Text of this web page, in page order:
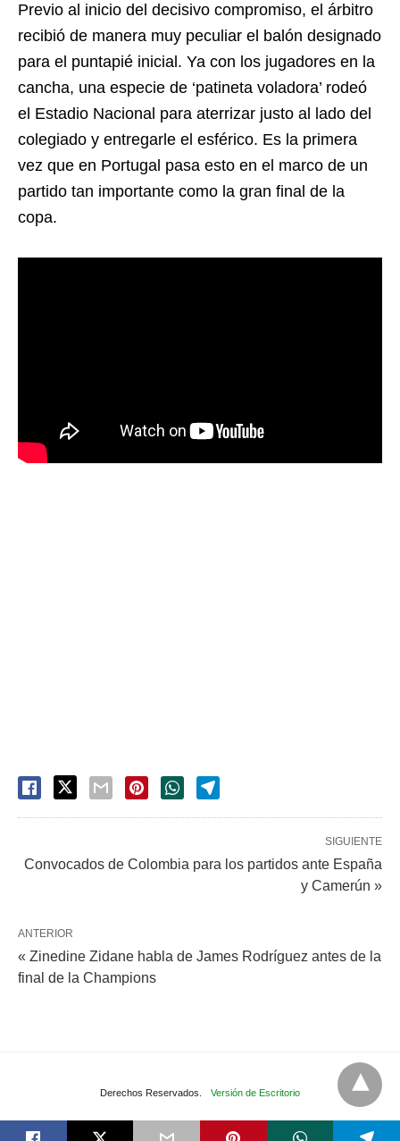
Previo al inicio del decisivo compromiso, el árbitro
recibió de manera muy peculiar el balón designado
para el puntapié inicial. Ya con los jugadores en la
cancha, una especie de ‘patineta voladora’ rodeó
el Estadio Nacional para aterrizar justo al lado del
colegiado y entregarle el esférico. Es la primera
vez que en Portugal pasa esto en el marco de un
partido tan importante como la gran final de la
copa.
SIGUIENTE
Convocados de Colombia para los partidos ante España
y Camerún »
ANTERIOR
« Zinedine Zidane habla de James Rodríguez antes de la
final de la Champions
Derechos Reservados. Versión de Escritorio